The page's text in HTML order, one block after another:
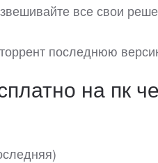
все свои
последнюю
на пк